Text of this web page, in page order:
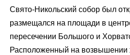
Свято-Никольский собор был
размещался на площади в
пересечении Большого и
Расположенный на